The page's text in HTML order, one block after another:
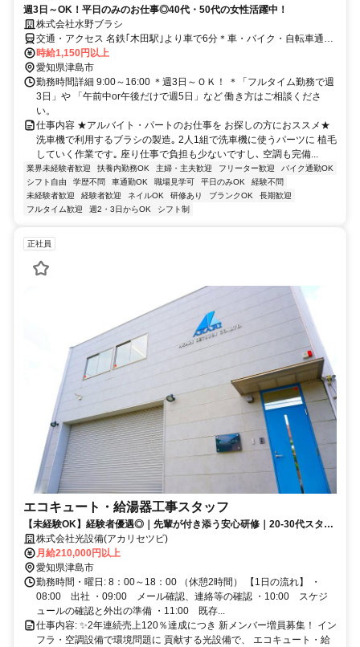
週3日～OK！平日のみのお仕事◎40代・50代の女性活躍中！
株式会社水野ブラシ
交通・アクセス 名鉄｢木田駅｣より車で6分＊車・バイク・自転車通勤
OK
時給1,150円以上
愛知県津島市
勤務時間詳細 9:00～16:00 ＊週3日～ＯＫ！ ＊「フルタイム勤務で週
3日」や 「午前中or午後だけで週5日」など 働き方はご相談くださ
い。
仕事内容 ★アルバイト・パートのお仕事を お探しの方におススメ★
洗車機で利用するブラシの製造｡ 2人1組で洗車機に使うパーツに 植毛
していく作業です｡ 座り仕事で負担も少ないですし､ 空調も完備...
業界未経験者歓迎 扶養内勤務OK 主婦・主夫歓迎 フリーター歓迎
バイク通勤OK
シフト自由
学歴不問 車通勤OK 職場見学可 平日のみOK
経験不問
未経験者歓迎
経験者歓迎 ネイルOK 研修あり ブランクOK
長期歓迎
フルタイム歓迎
週2・3日からOK シフト制
正社員
エコキュート・給湯器工事スタッフ
【未経験OK】経験者優遇◎｜先輩が付き添う安心研修｜20-30代スタッ
フ活躍中｜年間休日120日以上｜定着率90％の働きやすい環境♩
株式会社光設備(アカリセツビ)
月給210,000円以上
愛知県津島市
勤務時間・曜日: 8：00～18：00 （休憩2時間） 【1日の流れ】 ・
08:00 出社 ・09:00 メール確認、連絡等の確認 ・10:00 スケジ
ュールの確認と外出の準備 ・11:00 既存...
仕事内容: ✨2年連続売上120％達成につき 新メンバー増員募集！ イン
フラ・空調設備で環境問題に 貢献する光設備で、 エコキュート・給